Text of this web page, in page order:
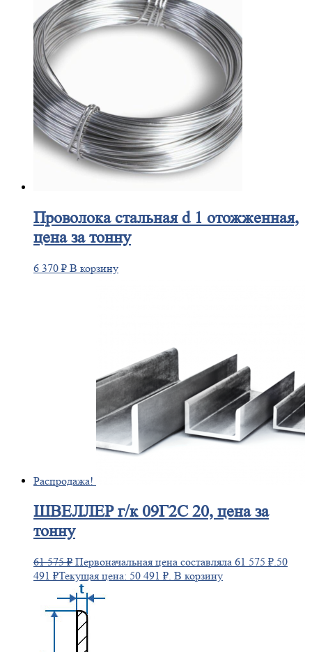
Проволокастальная d 1 отожженная,
цена за тонну
6 370 ₽ В корзину
Распродажа!
ШВЕЛЛЕРг/к 09Г2С 20, цена за
тонну
61 575₽ Первоначальная цена составляла 61 575 ₽. 50
491 ₽Текущая цена: 50 491 ₽. В корзину